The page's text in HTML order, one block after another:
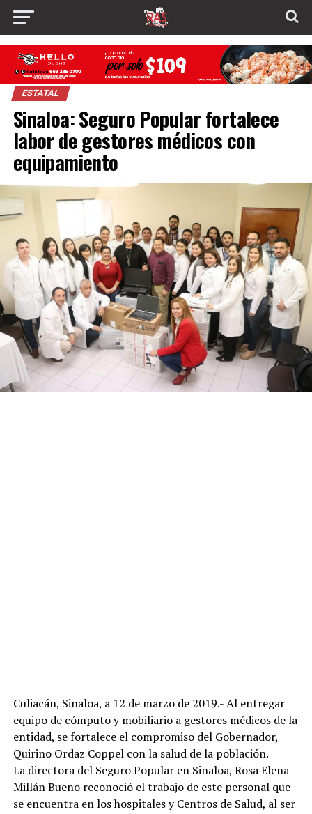
ESTATAL
Sinaloa: Seguro Popular fortalece
labor de gestores médicos con
equipamiento
Culiacán, Sinaloa, a 12 de marzo de 2019.- Al entregar
equipo de cómputo y mobiliario a gestores médicos de la
entidad, se fortalece el compromiso del Gobernador,
Quirino Ordaz Coppel con la salud de la población.
La directora del Seguro Popular en Sinaloa, Rosa Elena
Millán Bueno reconoció el trabajo de este personal que
se encuentra en los hospitales y Centros de Salud, al ser